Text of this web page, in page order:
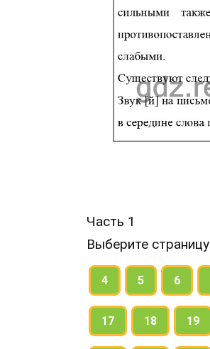
Часть 1
Выберите страницу
4 5 6
17 18 19